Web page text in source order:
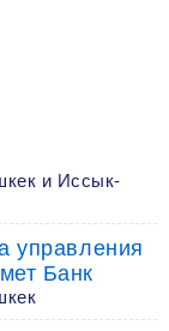
и Иссык-
управления
Банк